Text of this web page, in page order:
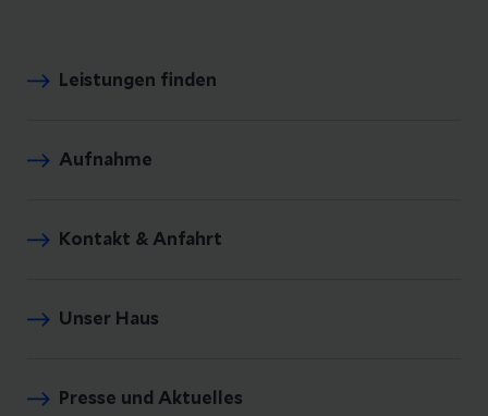
Leistungen finden
Aufnahme
Kontakt & Anfahrt
Unser Haus
Presse und Aktuelles